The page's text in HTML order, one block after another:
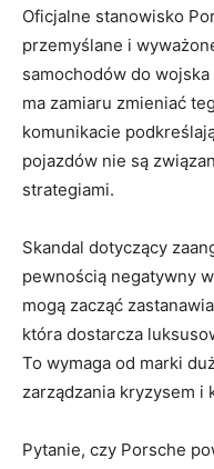
Oficjalne stanowisko
przemyślane i
samochodów do
ma⁣ zamiaru zmieniać
komunikacie
pojazdów nie są
strategiami.
Skandal dotyczący
pewnością ‌negatywny
mogą zacząć
⁤która‌ dostarcza
To wymaga od marki
zarządzania ‍kryzysem i
Pytanie, czy ⁣Porsche